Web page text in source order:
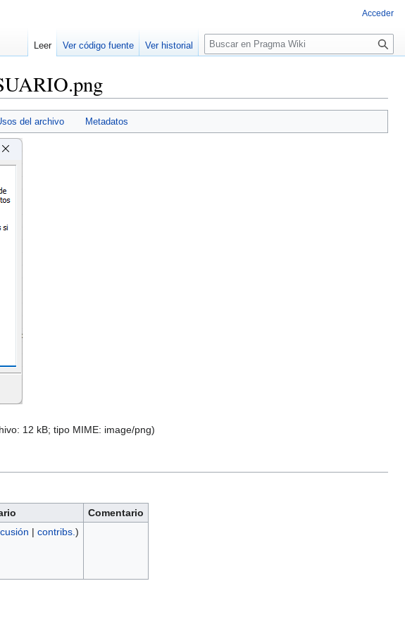
del archivo Metadatos
12 kB; tipo MIME: image/png)
Comentario
| contribs. )
Acceder
Leer Ver código fuente Ver historial
Buscar